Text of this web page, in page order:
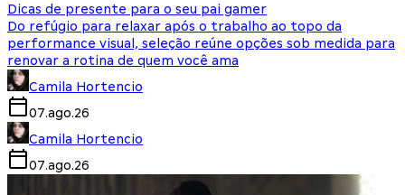
Dicas de presente para o seu pai gamer
Do refúgio para relaxar após o trabalho ao topo da
performance visual, seleção reúne opções sob medida para
renovar a rotina de quem você ama
Camila Hortencio
07.ago.26
Camila Hortencio
07.ago.26